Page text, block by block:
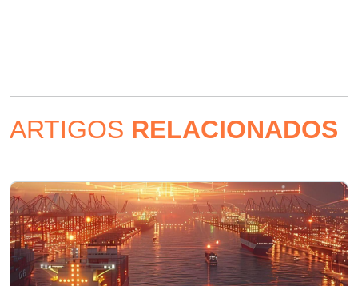
ARTIGOS RELACIONADOS